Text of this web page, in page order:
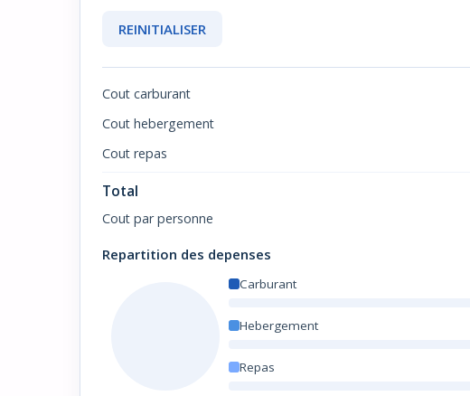
REINITIALISER
Cout carburant
Cout hebergement
Cout repas
Total
Cout par personne
Repartition des depenses
Carburant
Hebergement
Repas